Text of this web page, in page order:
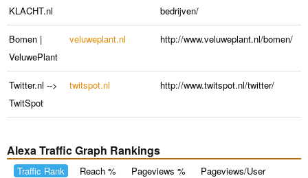
KLACHT.nl
bedrijven/
Bomen |
VeluwePlant
veluweplant.nl http://www.veluweplant.nl/bomen/
Twitter.nl -->
TwitSpot
twitspot.nl http://www.twitspot.nl/twitter/
Alexa Traffic Graph Rankings
Traffic Rank Reach % Pageviews %
Pageviews/User